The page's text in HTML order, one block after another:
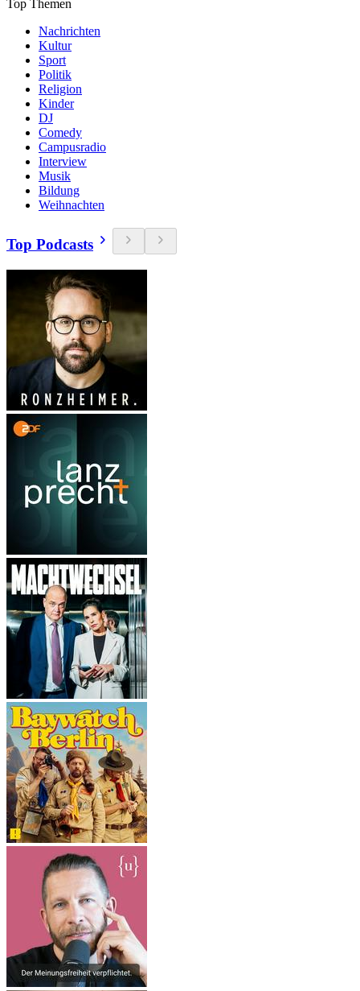
Top Themen
Nachrichten
Kultur
Sport
Politik
Religion
Kinder
DJ
Comedy
Campusradio
Interview
Musik
Bildung
Weihnachten
Top Podcasts